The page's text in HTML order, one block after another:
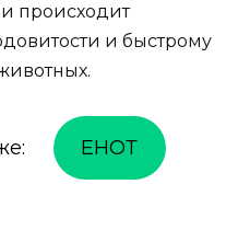
происходит
и быстрому
ЕНОТ